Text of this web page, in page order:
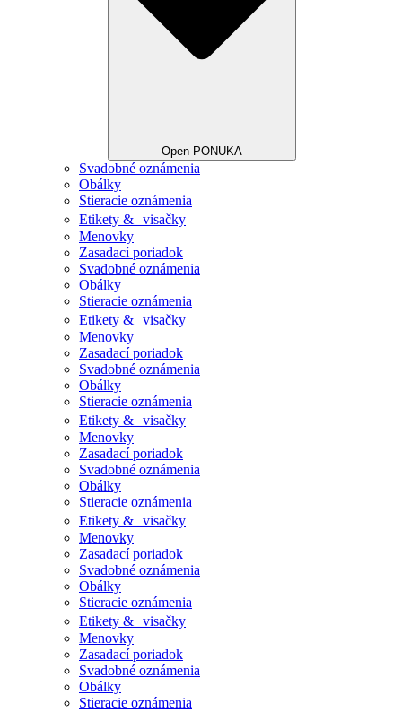
Open PONUKA
Svadobné oznámenia
Obálky
Stieracie oznámenia
Etikety & visačky
Menovky
Zasadací poriadok
Svadobné oznámenia
Obálky
Stieracie oznámenia
Etikety & visačky
Menovky
Zasadací poriadok
Svadobné oznámenia
Obálky
Stieracie oznámenia
Etikety & visačky
Menovky
Zasadací poriadok
Svadobné oznámenia
Obálky
Stieracie oznámenia
Etikety & visačky
Menovky
Zasadací poriadok
Svadobné oznámenia
Obálky
Stieracie oznámenia
Etikety & visačky
Menovky
Zasadací poriadok
Svadobné oznámenia
Obálky
Stieracie oznámenia